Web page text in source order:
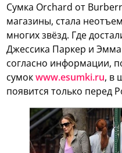
Сумка Orchard от
магазины, стала
многих звёзд. Где
Джессика Паркер и
согласно информации,
сумокwww.esumki.ru, в
появится только перед